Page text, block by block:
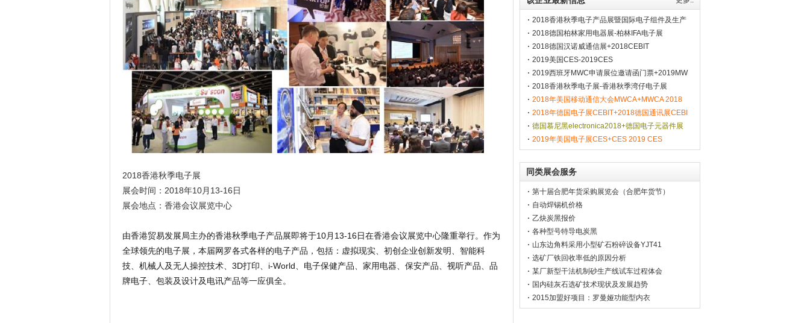
2018香港秋季电子展
展会时间：2018年10月13-16日
展会地点：香港会议展览中心
由香港贸易发展局主办的香港秋季电子产品展即将于10月13-16日在香港会议展览中心隆重举行。作为
全球领先的电子展，本届网罗各式各样的电子产品，包括：虚拟现实、初创企业创新发明、智能科
技、机械人及无人操控技术、3D打印、i-World、电子保健产品、家用电器、保安产品、视听产品、品
牌电子、包装及设计及电讯产品等一应俱全。
2018香港秋季电子产品展暨国际电子组件及生产
技术博览会
2018德国柏林家用电器展-柏林IFA电子展
2018德国汉诺威通信展+2018CEBIT
2019美国CES-2019CES
2019西班牙MWC申请展位邀请函门票+2019MW
C通信展
2018香港秋季电子展-香港秋季湾仔电子展
2018年美国移动通信大会MWCA+MWCA 2018
2018年德国电子展CEBIT+2018德国通讯展CEBI
T
德国慕尼黑electronica2018+德国电子元器件展
2019年美国电子展CES+CES 2019 CES
同类展会服务
第十届合肥年货采购展览会（合肥年货节）
自动焊锡机价格
乙炔炭黑报价
各种型号特导电炭黑
山东边角料采用小型矿石粉碎设备YJT41
选矿厂铁回收率低的原因分析
某厂新型干法机制砂生产线试车过程体会
国内硅灰石选矿技术现状及发展趋势
2015加盟好项目：罗曼娅功能型内衣